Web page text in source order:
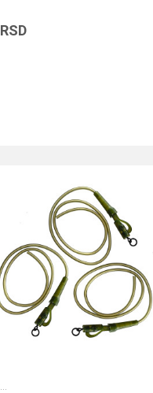
RSD
RAZNE ŠARANSKE SITNICE